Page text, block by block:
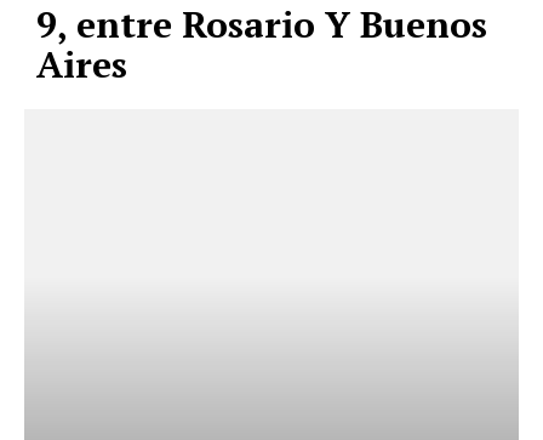
9, entre Rosario Y Buenos
Aires